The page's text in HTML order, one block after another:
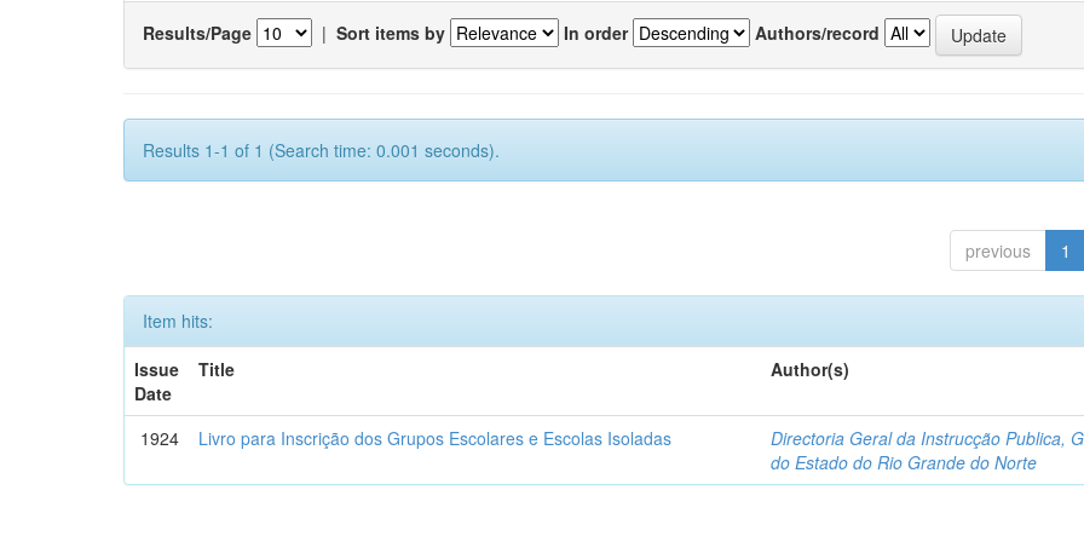
Results/Page | Sort items by In order Authors/record
Results 1-1 of 1 (Search time: 0.001 seconds).
previous 1
Item hits:
Issue
Date
Title Author(s)
1924 Livro para Inscrição dos Grupos Escolares e Escolas Isoladas
Directoria Geral da Instrucção Publica,
do Estado do Rio Grande do Norte